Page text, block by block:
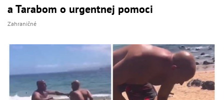
a Tarabom o urgentnej pomoci
Zahraničné